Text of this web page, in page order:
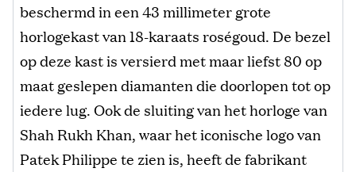
beschermd in een 43 millimeter grote
horlogekast van 18-karaats roségoud. De bezel
op deze kast is versierd met maar liefst 80 op
maat geslepen diamanten die doorlopen tot op
iedere lug. Ook de sluiting van het horloge van
Shah Rukh Khan, waar het iconische logo van
Patek Philippe te zien is, heeft de fabrikant